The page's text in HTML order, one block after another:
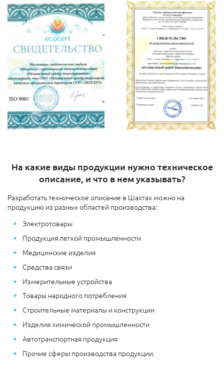
На какие виды продукции нужно техническое
описание, и что в нем указывать?
Разработать техническое описание в Шахтах можно на
продукцию из разных областей производства:
Электротовары
Продукция легкой промышленности
Медицинские изделия
Средства связи
Измерительные устройства
Товары народного потребления
Строительные материалы и конструкции
Изделия химической промышленности
Автотранспортная продукция
Прочие сферы производства продукции.